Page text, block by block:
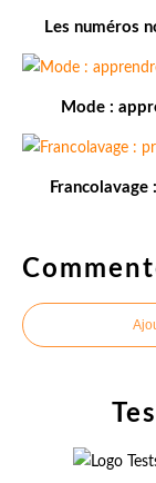
Les numéros
Mode :